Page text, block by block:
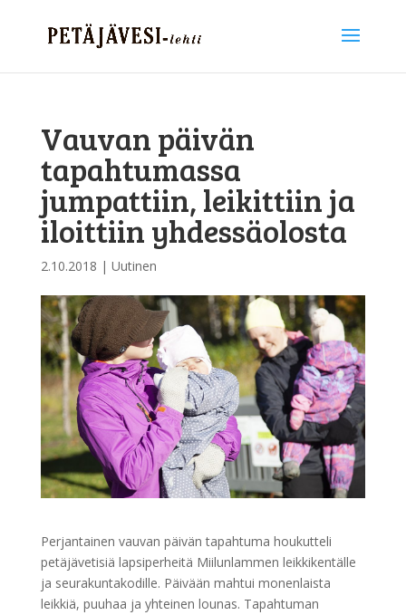
Vauvan päivän
tapahtumassa
jumpattiin, leikittiin ja
iloittiin yhdessäolosta
2.10.2018 | Uutinen
Perjantainen vauvan päivän tapahtuma houkutteli
petäjävetisiä lapsiperheitä Miilunlammen leikkikentälle
ja seurakuntakodille. Päivään mahtui monenlaista
leikkiä, puuhaa ja yhteinen lounas. Tapahtuman